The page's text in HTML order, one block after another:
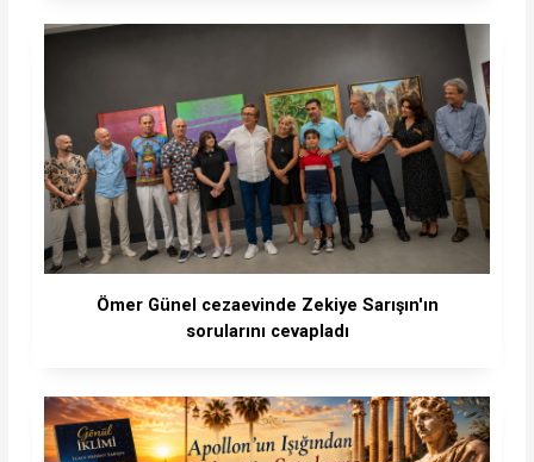
Ömer Günel cezaevinde Zekiye Sarışın'ın
sorularını cevapladı